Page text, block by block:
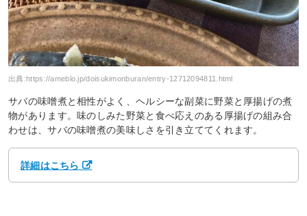
出典:https://ameblo.jp/doisukimonburan/entry-12712094811.html
サバの味噌煮と相性がよく、ヘルシーな副菜に野菜と厚揚げの煮
物があります。味のしみた野菜と食べ応えのある厚揚げの組み合
わせは、サバの味噌煮の美味しさを引き立ててくれます。
詳細はこちら